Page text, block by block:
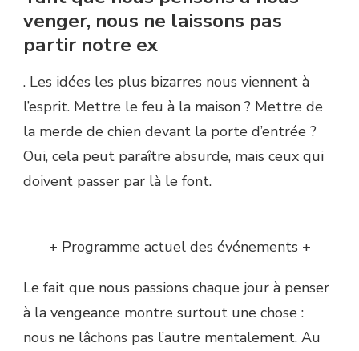
venger, nous ne laissons pas
partir notre ex
. Les idées les plus bizarres nous viennent à
l’esprit. Mettre le feu à la maison ? Mettre de
la merde de chien devant la porte d’entrée ?
Oui, cela peut paraître absurde, mais ceux qui
doivent passer par là le font.
+ Programme actuel des événements +
Le fait que nous passions chaque jour à penser
à la vengeance montre surtout une chose :
nous ne lâchons pas l’autre mentalement. Au